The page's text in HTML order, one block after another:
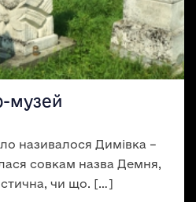
музей
називалося Димівка –
совкам назва Демня,
чи що. […]